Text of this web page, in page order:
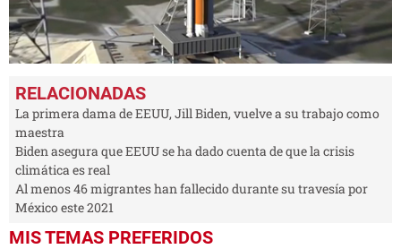
seconds
of
1
minute,
46
seconds
La primera dama de EEUU, Jill Biden, vuelve a su trabajo como
maestra
Biden asegura que EEUU se ha dado cuenta de que la crisis
climática es real
Al menos 46 migrantes han fallecido durante su travesía por
México este 2021
MIS TEMAS PREFERIDOS